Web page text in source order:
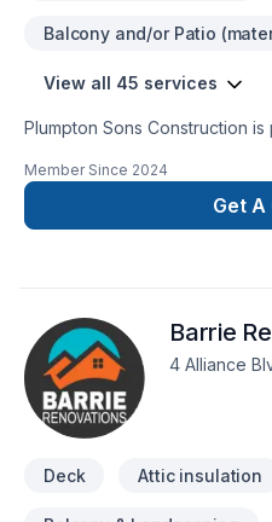
Balcony and/or Patio
View all 45 services
Plumpton Sons Construction
Best of Award Winner and
Hardie Certified Contractor
innovating with the newest
Member Since 2024
Get A
Barrie
4 Alliance
Deck Attic insulation